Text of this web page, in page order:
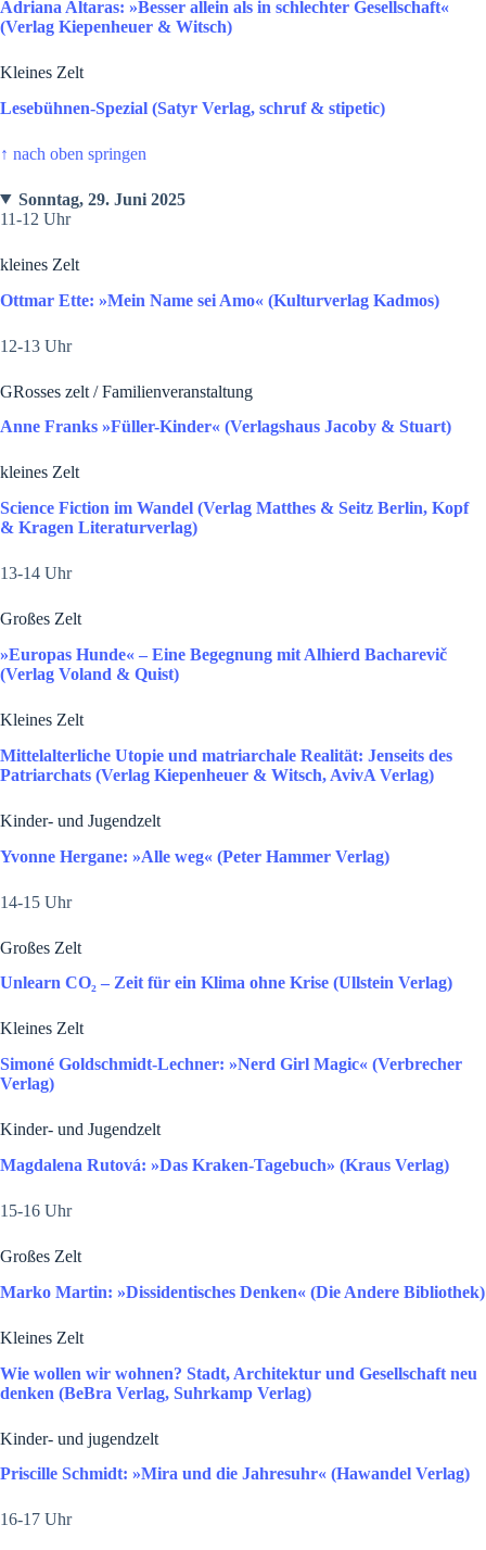
Adriana Altaras: »Besser allein als in schlechter Gesellschaft«
(Verlag Kiepenheuer & Witsch)
Kleines Zelt
Lesebühnen-Spezial (Satyr Verlag, schruf & stipetic)
↑ nach oben springen
Sonntag, 29. Juni 2025
11-12 Uhr
kleines Zelt
Ottmar Ette: »Mein Name sei Amo« (Kulturverlag Kadmos)
12-13 Uhr
GRosses zelt / Familienveranstaltung
Anne Franks »Füller-Kinder« (Verlagshaus Jacoby & Stuart)
kleines Zelt
Science Fiction im Wandel (Verlag Matthes & Seitz Berlin, Kopf
& Kragen Literaturverlag)
13-14 Uhr
Großes Zelt
»Europas Hunde« ­­­­– Eine Begegnung mit Alhierd Bacharevič
(Verlag Voland & Quist)
Kleines Zelt
Mittelalterliche Utopie und matriarchale Realität: Jenseits des
Patriarchats (Verlag Kiepenheuer & Witsch, AvivA Verlag)
Kinder- und Jugendzelt
Yvonne Hergane: »Alle weg« (Peter Hammer Verlag)
14-15 Uhr
Großes Zelt
Unlearn CO₂ ­­­­– Zeit für ein Klima ohne Krise (Ullstein Verlag)
Kleines Zelt
Simoné Goldschmidt-Lechner: »Nerd Girl Magic« (Verbrecher
Verlag)
Kinder- und Jugendzelt
Magdalena Rutová: »Das Kraken-Tagebuch» (Kraus Verlag)
15-16 Uhr
Großes Zelt
Marko Martin: »Dissidentisches Denken« (Die Andere Bibliothek)
Kleines Zelt
Wie wollen wir wohnen? Stadt, Architektur und Gesellschaft neu
denken (BeBra Verlag, Suhrkamp Verlag)
Kinder- und jugendzelt
Priscille Schmidt: »Mira und die Jahresuhr« (Hawandel Verlag)
16-17 Uhr